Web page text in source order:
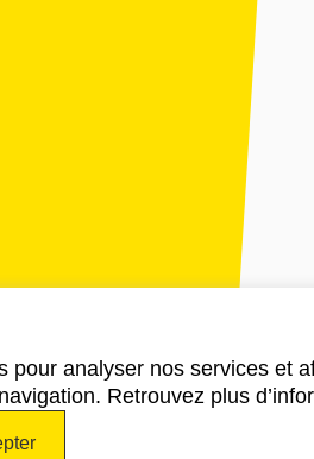
analyser nos services et
Retrouvez plus